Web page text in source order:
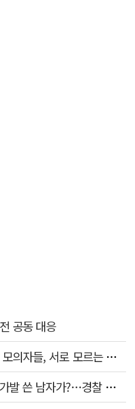
공동 대응
"정청래 죽이자" SNS 암살 모의자들, 서로 모르는 사이였다…檢송치
케리비안 베이 女탈의실에 가발 쓴 남자가?…경찰 추적 중